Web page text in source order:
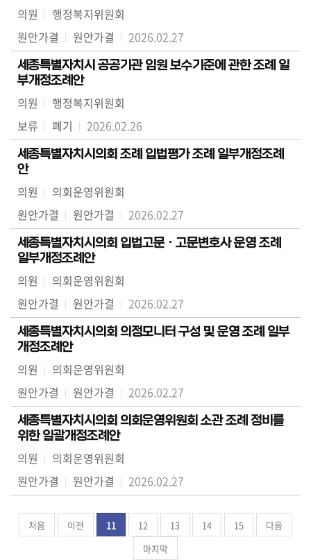
의원
행정복지위원회
원안가결
원안가결 2026.02.27
세종특별자치시 공공기관 임원 보수기준에 관한 조례 일
부개정조례안
의원
행정복지위원회
보류
폐기 2026.02.26
세종특별자치시의회 조례 입법평가 조례 일부개정조례
안
의원
의회운영위원회
원안가결
원안가결 2026.02.27
세종특별자치시의회 입법고문ㆍ고문변호사 운영 조례
일부개정조례안
의원
의회운영위원회
원안가결
원안가결 2026.02.27
세종특별자치시의회 의정모니터 구성 및 운영 조례 일부
개정조례안
의원
의회운영위원회
원안가결
원안가결 2026.02.27
세종특별자치시의회 의회운영위원회 소관 조례 정비를
위한 일괄개정조례안
의원
의회운영위원회
원안가결
원안가결 2026.02.27
처음 이전 11 12 13 14 15
다음
마지막